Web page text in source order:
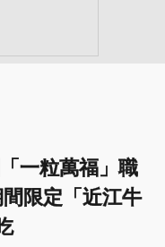
一粒萬福」職
限定「近江牛